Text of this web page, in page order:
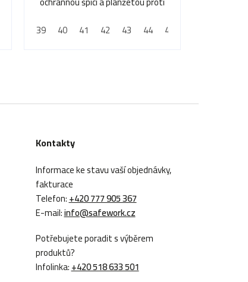
44 45 46 47 48
39 40 41 42 43 44 45
Kontakty
Informace ke stavu vaší objednávky,
fakturace
Telefon:+420 777 905 367
E-mail:info@safework.cz
Potřebujete poradit s výběrem
produktů?
Infolinka:+420 518 633 501